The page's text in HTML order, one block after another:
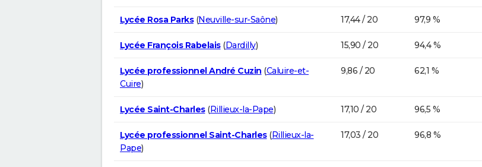
Lycée Rosa Parks(Neuville-sur-Saône) 17,44 / 20 97,9 %
Lycée François Rabelais(Dardilly) 15,90 / 20 94,4 %
Lycée professionnel André Cuzin (Caluire-et-
Cuire)
9,86 / 20 62,1 %
Lycée Saint-Charles(Rillieux-la-Pape) 17,10 / 20 96,5 %
Lycée professionnel Saint-Charles(Rillieux-la-
Pape)
17,03 / 20 96,8 %